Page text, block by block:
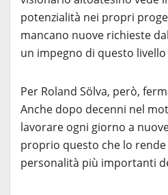
potenzialità nei propri
mancano nuove richieste
un impegno di questo
Per Roland Sölva, però,
Anche dopo decenni nel
lavorare ogni giorno a
proprio questo che lo
personalità più importanti